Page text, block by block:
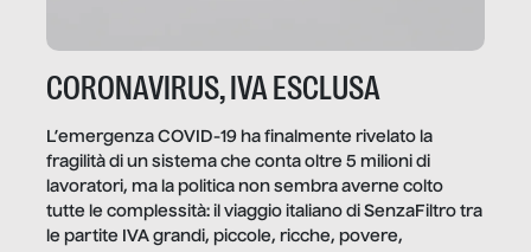
CORONAVIRUS, IVA ESCLUSA
L’emergenza COVID-19 ha finalmente rivelato la
fragilità di un sistema che conta oltre 5 milioni di
lavoratori, ma la politica non sembra averne colto
tutte le complessità: il viaggio italiano di SenzaFiltro tra
le partite IVA grandi, piccole, ricche, povere,